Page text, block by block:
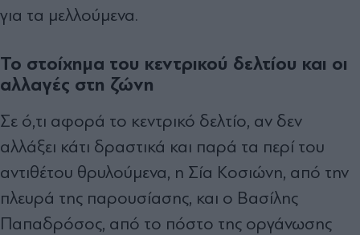
για τα µελλούµενα.
Το στοίχημα του κεντρικού δελτίου και οι
αλλαγές στη ζώνη
Σε ό,τι αφορά το κεντρικό δελτίο, αν δεν
αλλάξει κάτι δραστικά και παρά τα περί του
αντιθέτου θρυλούµενα, η Σία Κοσιώνη, από την
πλευρά της παρουσίασης, και ο Βασίλης
Παπαδρόσος, από το πόστο της οργάνωσης